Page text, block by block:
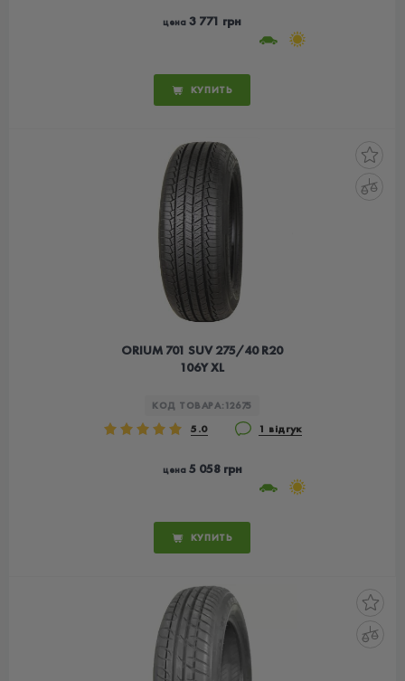
цена 3 771 грн
КУПИТЬ
ORIUM 701 SUV 275/40 R20
106Y XL
КОД ТОВАРА: 12675
5.0 1 відгук
цена5 058 грн
КУПИТЬ